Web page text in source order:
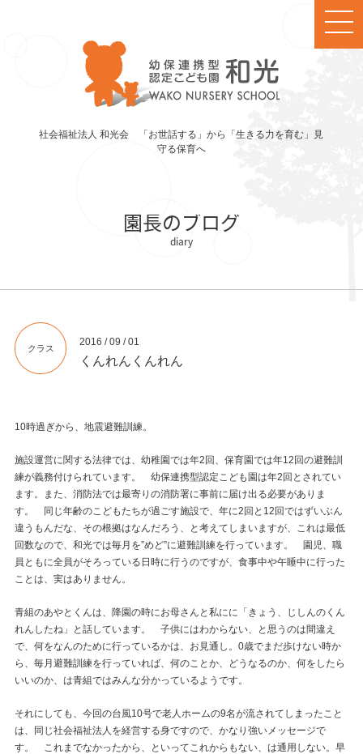
社会福祉法人 和光会 「お世話する」から「生きる力を育む」見
守る保育へ
園長のブログ
クラス
2016 / 09 / 01
くんれんくんれん
10時過ぎから、地震避難訓練。
施設運営に関する法律では、幼稚園では年2回、保育園では年12回の避難訓
練が義務付けられています。 幼保連携型認定こども園は年2回とされてい
ます。また、消防法では最寄りの消防署に事前に届け出る必要がありま
す。 同じ年齢のこどもたちが過ごす施設で、年に2回と12回ではずいぶん
違うもんだな、その根拠はなんだろう、と考えてしまいますが、これは最低
回数なので、和光では毎月を”めど”に避難訓練を行っています。 園児、職
員ともに全員がそろっている日時に行うのですが、食事中や午睡中に行った
ことは、実はありません。
青組のあやとくんは、降園の時にお母さんと私にに「きょう、じしんのくん
れんしたね」と話しています。 子供にはわからない、と思うのは間違え
で、何をなんのために行っているかは、お見通し。0歳でまだ歩けない時か
ら、毎月避難訓練を行っていれば、何のことか、どうなるのか、何をしたら
いいのか、は青組ではみんな分かっているようです。
それにしても、今回の台風10号で老人ホームの9名が流されてしまったこと
は、同じ社会福祉法人を経営する身ですので、かなり強いメッセージで
す。 これまでなかったから、といってこれからもない、は通用しない。早